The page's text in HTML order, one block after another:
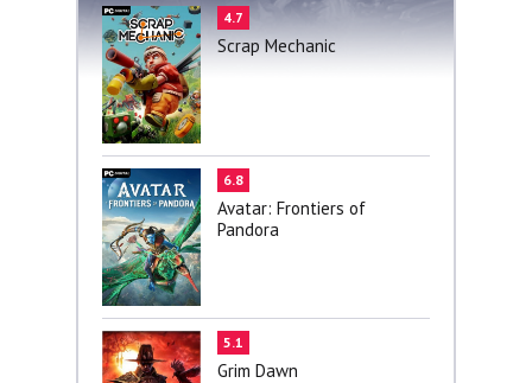
4.7
Scrap Mechanic
6.8
Avatar: Frontiers of
Pandora
5.1
Grim Dawn